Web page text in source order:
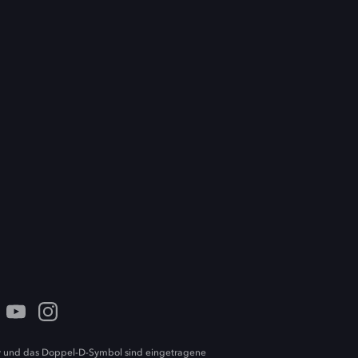
und das Doppel-D-Symbol sind eingetragene